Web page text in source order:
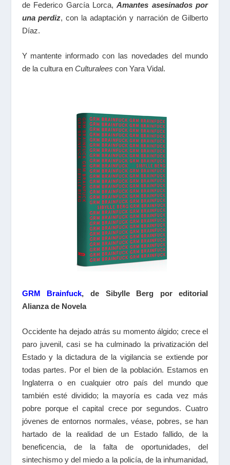
de Federico García Lorca,Amantes asesinados por
una perdiz, con la adaptación y narración de Gilberto
Díaz.
Y mantente informado con las novedades del mundo
de la cultura en Culturalees con Yara Vidal.
GRM Brainfuck, de Sibylle Berg por editorial
Alianza de Novela
Occidente ha dejado atrás su momento álgido; crece el
paro juvenil, casi se ha culminado la privatización del
Estado y la dictadura de la vigilancia se extiende por
todas partes. Por el bien de la población. Estamos en
Inglaterra o en cualquier otro país del mundo que
también esté dividido; la mayoría es cada vez más
pobre porque el capital crece por segundos. Cuatro
jóvenes de entornos normales, véase, pobres, se han
hartado de la realidad de un Estado fallido, de la
beneficencia, de la falta de oportunidades, del
sintechismo y del miedo a la policía, de la inhumanidad,